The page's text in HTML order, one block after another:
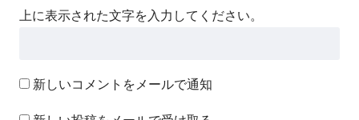
上に表示された文字を入力してください。
新しいコメントをメールで通知